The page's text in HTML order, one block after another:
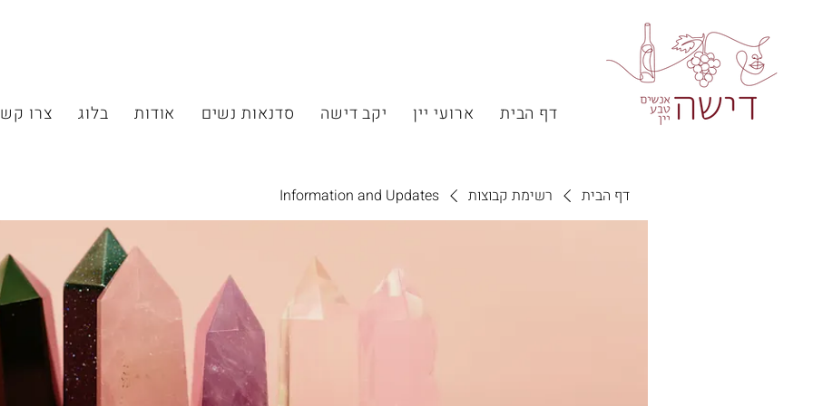
דף הבית ארועי יין יקב דישה סדנאות נשים אודות בלוג צרו
דף הבית רשימת קבוצות Information and Updates